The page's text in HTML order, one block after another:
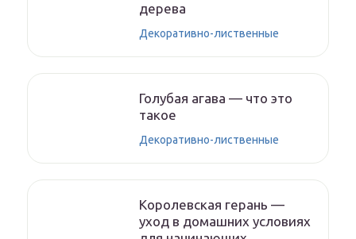
дерева
Декоративно-лиственные
Голубая агава — что это
такое
Декоративно-лиственные
Королевская герань —
уход в домашних условиях